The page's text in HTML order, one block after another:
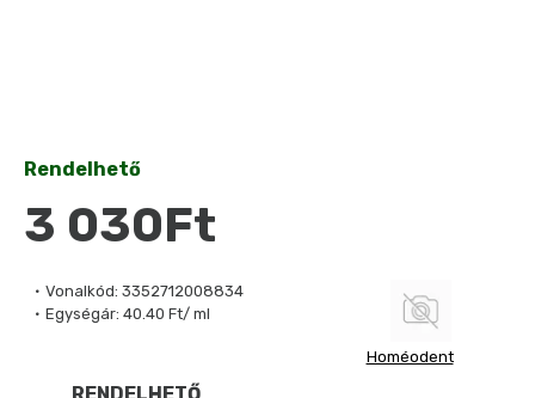
Vonalkód: 3352712008834
Egységár: 40.40 Ft/ ml
Homéodent
Rendelhető
3 030Ft
RENDELHETŐ